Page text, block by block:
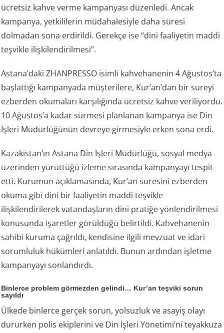
ücretsiz kahve verme kampanyası düzenledi. Ancak
kampanya, yetkililerin müdahalesiyle daha süresi
dolmadan sona erdirildi. Gerekçe ise “dini faaliyetin maddi
teşvikle ilişkilendirilmesi”.
Astana’daki ZHANPRESSO isimli kahvehanenin 4 Ağustos’ta
başlattığı kampanyada müşterilere, Kur’an’dan bir sureyi
ezberden okumaları karşılığında ücretsiz kahve veriliyordu.
10 Ağustos’a kadar sürmesi planlanan kampanya ise Din
İşleri Müdürlüğünün devreye girmesiyle erken sona erdi.
Kazakistan’ın Astana Din İşleri Müdürlüğü, sosyal medya
üzerinden yürüttüğü izleme sırasında kampanyayı tespit
etti. Kurumun açıklamasında, Kur’an suresini ezberden
okuma gibi dini bir faaliyetin maddi teşvikle
ilişkilendirilerek vatandaşların dini pratiğe yönlendirilmesi
konusunda işaretler görüldüğü belirtildi. Kahvehanenin
sahibi kuruma çağrıldı, kendisine ilgili mevzuat ve idari
sorumluluk hükümleri anlatıldı. Bunun ardından işletme
kampanyayı sonlandırdı.
Binlerce problem görmezden gelindi… Kur’an teşviki sorun
sayıldı
Ülkede binlerce gerçek sorun, yolsuzluk ve asayiş olayı
dururken polis ekiplerini ve Din İşleri Yönetimi’ni teyakkuza